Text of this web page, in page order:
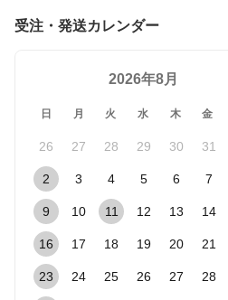
受注・発送カレンダー
2026年8月
日 月 火 水 木 金
26 27 28 29 30 31
2 3 4 5 6 7
9 10 11 12 13 14
16 17 18 19 20 21
23 24 25 26 27 28